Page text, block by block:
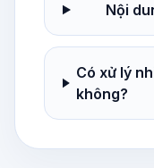
Nội
Có xử lý
không?